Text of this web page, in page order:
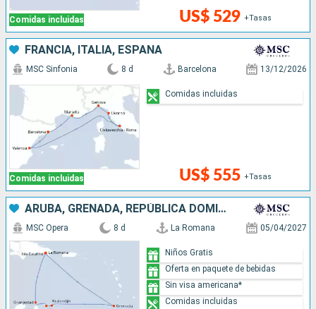
Comidas incluidas US$ 529 +Tasas
FRANCIA, ITALIA, ESPAÑA
Comidas incluidas
MSC Sinfonia 8 d Barcelona 13/12/2026
US$ 555 +Tasas
Comidas incluidas
ARUBA, GRENADA, REPÚBLICA DOMINICANA
MSC Opera 8 d La Romana 05/04/2027
Niños Gratis
Oferta en paquete de bebidas
Sin visa americana*
Comidas incluidas